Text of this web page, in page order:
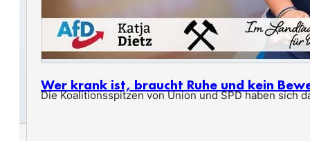
Wer krank ist, braucht Ruhe und kein
Die Koalitionsspitzen von Union und SPD haben sich